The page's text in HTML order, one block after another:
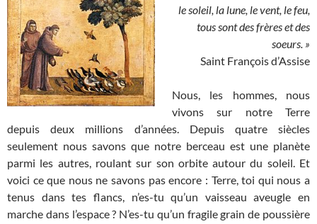
le soleil, la lune, le vent, le feu,
tous sont des frères et des
soeurs. »
Saint François d’Assise
Nous, les hommes, nous
vivons sur notre Terre
depuis deux millions d’années. Depuis quatre siècles
seulement nous savons que notre berceau est une planète
parmi les autres, roulant sur son orbite autour du soleil. Et
voici ce que nous ne savons pas encore : Terre, toi qui nous a
tenus dans tes flancs, n’es-tu qu’un vaisseau aveugle en
marche dans l’espace ? N’es-tu qu’un fragile grain de poussière